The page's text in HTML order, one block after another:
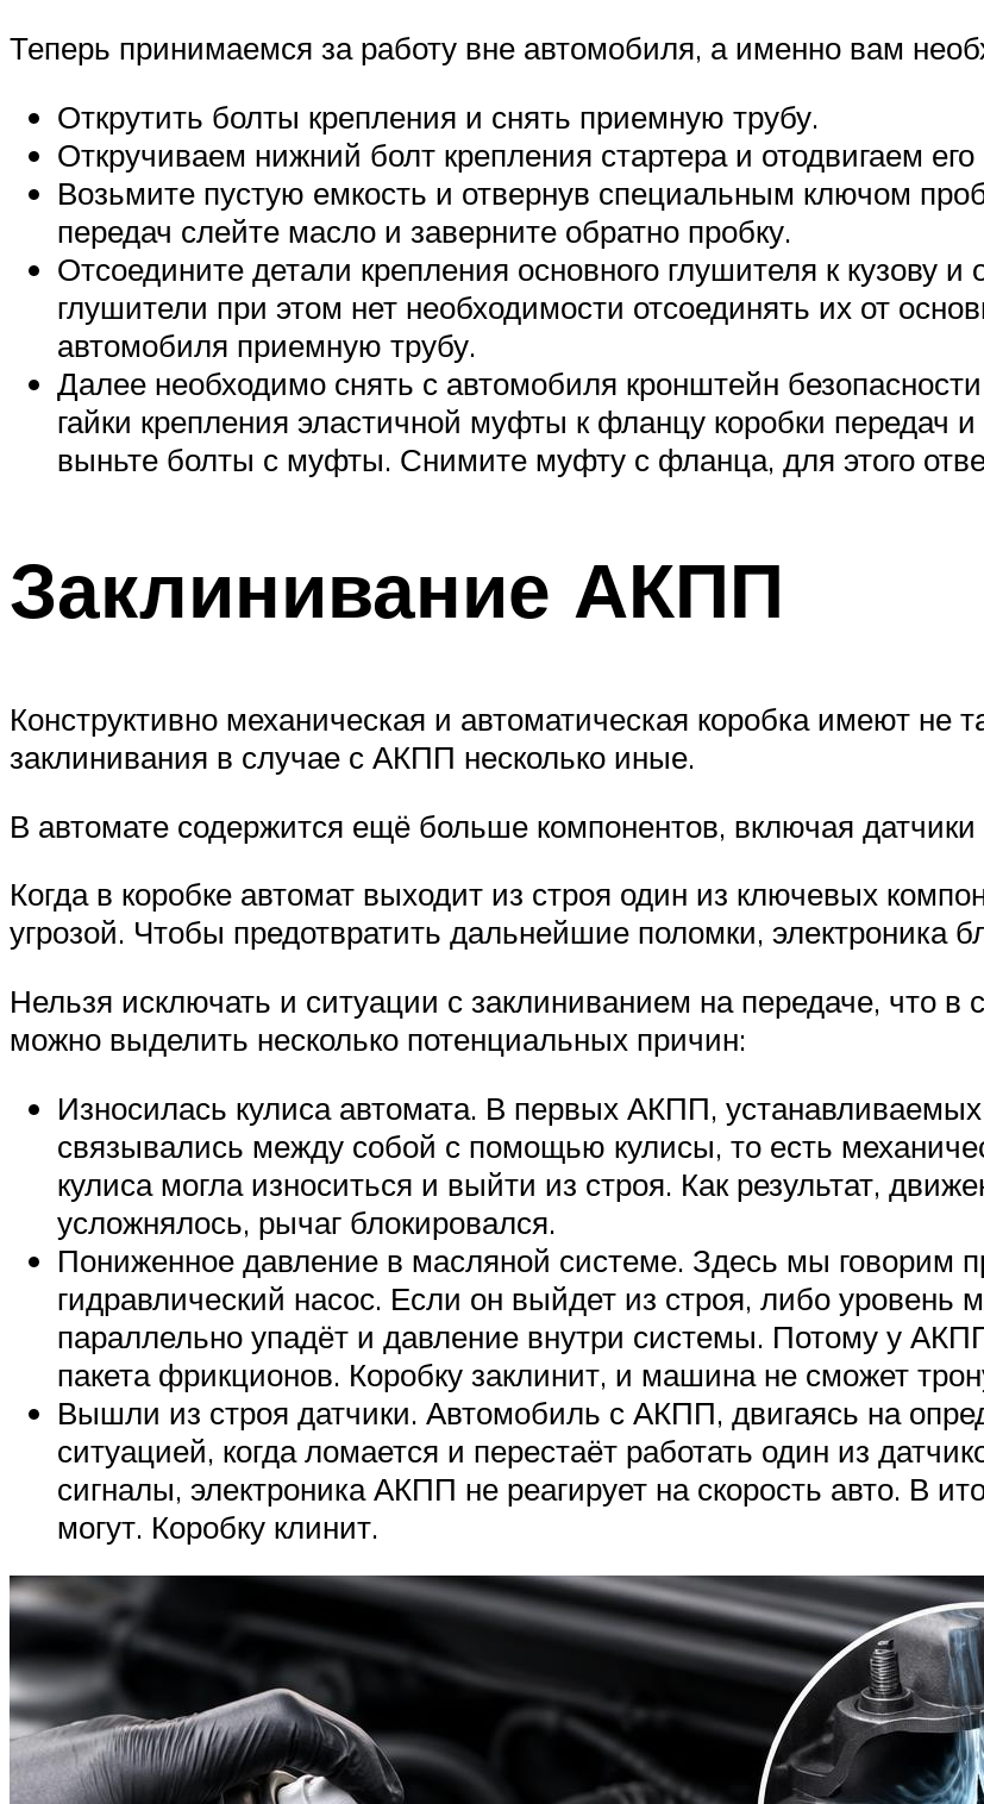
Теперь принимаемся за работу вне автомобиля, а именно вам
Открутить болты крепления и снять приемную трубу.
Откручиваем нижний болт крепления стартера и отодвигаем его
Возьмите пустую емкость и отвернув специальным ключом
передач слейте масло и заверните обратно пробку.
Отсоедините детали крепления основного глушителя к кузову
глушители при этом нет необходимости отсоединять их от
автомобиля приемную трубу.
Далее необходимо снять с автомобиля кронштейн
гайки крепления эластичной муфты к фланцу коробки передач
выньте болты с муфты. Снимите муфту с фланца, для этого
Заклинивание АКПП
Конструктивно механическая и автоматическая коробка имеют не
заклинивания в случае с АКПП несколько иные.
В автомате содержится ещё больше компонентов, включая датчики
Когда в коробке автомат выходит из строя один из ключевых
угрозой. Чтобы предотвратить дальнейшие поломки, электроника
Нельзя исключать и ситуации с заклиниванием на передаче, что
можно выделить несколько потенциальных причин:
Износилась кулиса автомата. В первых АКПП,
связывались между собой с помощью кулисы, то есть
кулиса могла износиться и выйти из строя. Как результат,
усложнялось, рычаг блокировался.
Пониженное давление в масляной системе. Здесь мы говорим
гидравлический насос. Если он выйдет из строя, либо уровень
параллельно упадёт и давление внутри системы. Потому у
пакета фрикционов. Коробку заклинит, и машина не сможет
Вышли из строя датчики. Автомобиль с АКПП, двигаясь на
ситуацией, когда ломается и перестаёт работать один из
сигналы, электроника АКПП не реагирует на скорость авто. В
могут. Коробку клинит.